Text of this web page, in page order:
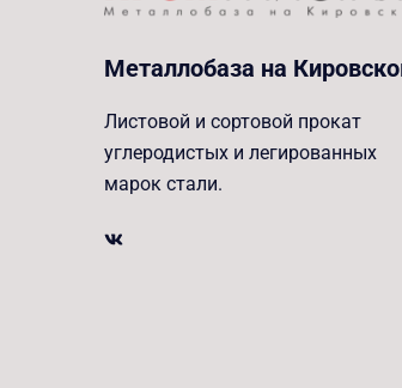
Металлобаза на
Листовой и сортовой прокат
углеродистых и легированных
марок стали.